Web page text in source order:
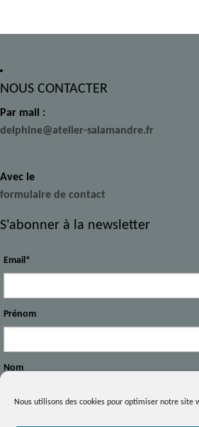
Nous utilisons des cookies pour optimiser notre site
NOUS CONTACTER
Par mail :
delphine@atelier-salamandre.fr
Avec le
formulaire de contact
S'abonner à la newsletter
Email*
Prénom
Nom